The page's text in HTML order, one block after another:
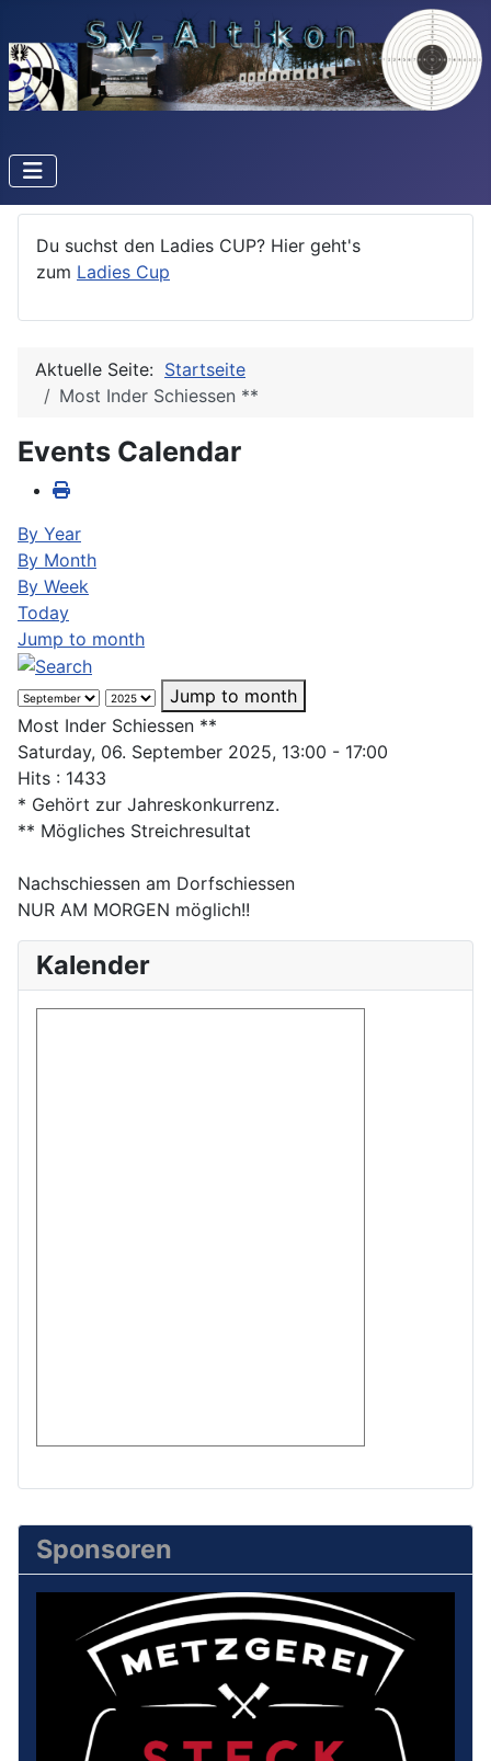
Du suchst den Ladies CUP? Hier geht's
zum Ladies Cup
Sponsoren
Aktuelle Seite: Startseite
Most Inder Schiessen **
Events Calendar
By Year
By Month
By Week
Today
Jump to month
Jump to month
Most Inder Schiessen **
Saturday, 06. September 2025, 13:00 - 17:00
Hits : 1433
* Gehört zur Jahreskonkurrenz.
** Mögliches Streichresultat
Nachschiessen am Dorfschiessen
NUR AM MORGEN möglich!!
Kalender